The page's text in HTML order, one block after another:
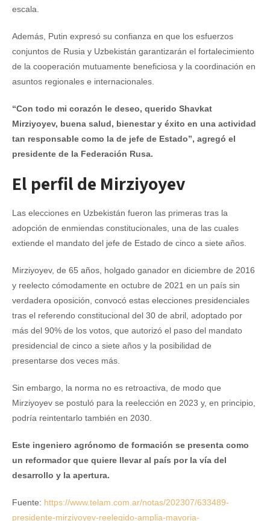
escala.
Además, Putin expresó su confianza en que los esfuerzos
conjuntos de Rusia y Uzbekistán garantizarán el fortalecimiento
de la cooperación mutuamente beneficiosa y la coordinación en
asuntos regionales e internacionales.
“Con todo mi corazón le deseo, querido Shavkat
Mirziyoyev, buena salud, bienestar y éxito en una actividad
tan responsable como la de jefe de Estado”, agregó el
presidente de la Federación Rusa.
El perfil de Mirziyoyev
Las elecciones en Uzbekistán fueron las primeras tras la
adopción de enmiendas constitucionales, una de las cuales
extiende el mandato del jefe de Estado de cinco a siete años.
Mirziyoyev, de 65 años, holgado ganador en diciembre de 2016
y reelecto cómodamente en octubre de 2021 en un país sin
verdadera oposición, convocó estas elecciones presidenciales
tras el referendo constitucional del 30 de abril, adoptado por
más del 90% de los votos, que autorizó el paso del mandato
presidencial de cinco a siete años y la posibilidad de
presentarse dos veces más.
Sin embargo, la norma no es retroactiva, de modo que
Mirziyoyev se postuló para la reelección en 2023 y, en principio,
podría reintentarlo también en 2030.
Este ingeniero agrónomo de formación se presenta como
un reformador que quiere llevar al país por la vía del
desarrollo y la apertura.
Fuente: https://www.telam.com.ar/notas/202307/633489-
presidente-mirziyoyev-reelegido-amplia-mayoria-